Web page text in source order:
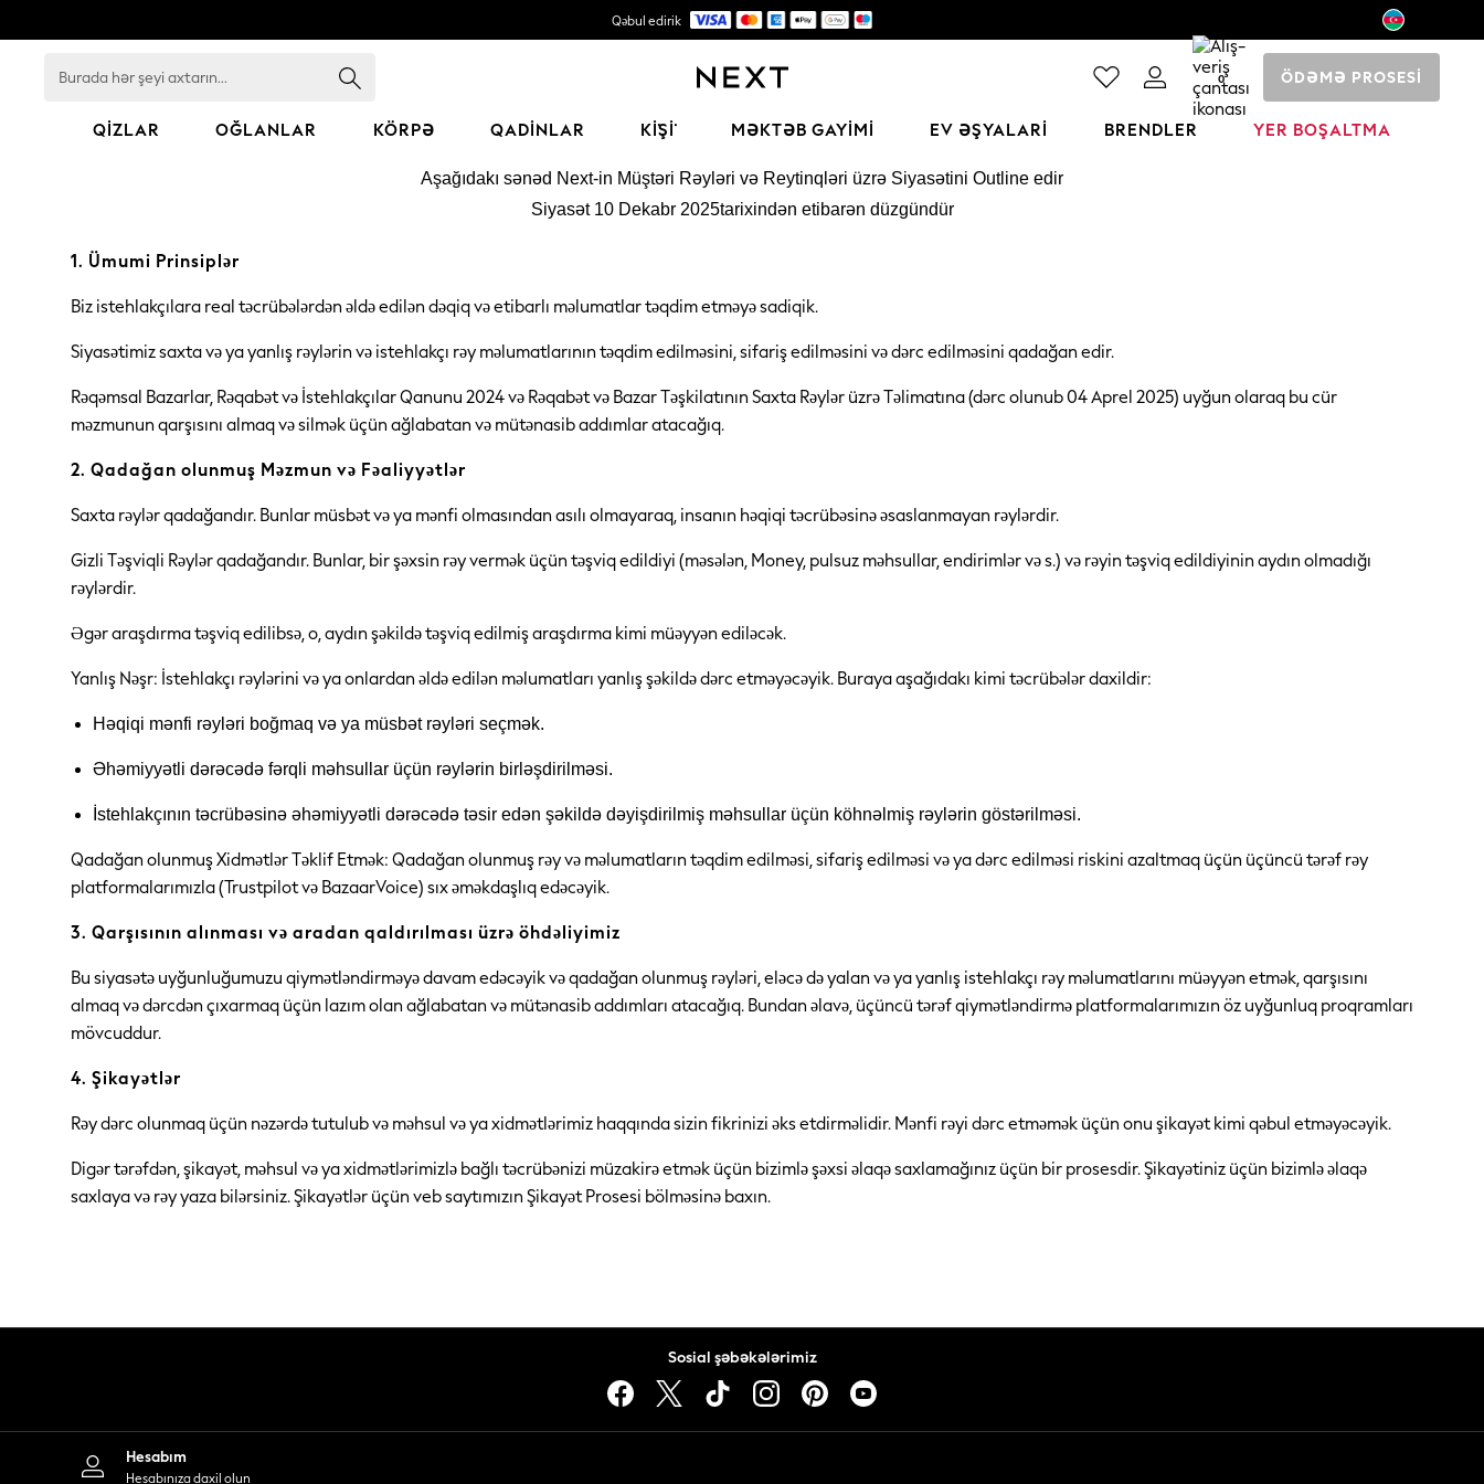
Qəbul edirik
hər
axtarın...
0 ÖDƏMƏ PROSESİ
QIZLAR OĞLANLAR KÖRPƏ QADINLAR KİŞİ MƏKTƏB GAYIMI EV ƏŞYALARI BRENDLER YER BOŞALTMA
140 - 174cm
All Clothing
Dresses
Jeans
Knitwear
Nightwear & Pyjamas
Loungewear
Occasionwear
Sets & Outfits
Shorts & Skirts
Sweatshirts & Hoodies
Swimwear
T-Shirts
Tops
Trousers & Leggings
Vests
Trending: Top & Short Sets
Toy Story
THE SET
Boots
Pram Shoes
Sneakers
School Shoes
Slippers
Sandals & Clogs
New in
Occasion and Party Dresses
Floral Dresses
Sequin Dresses
Short Sleeve Dresses
Longsleeve Dresses
Dresses
Cardigans
Skirts
Long Sleeve
Skirts
Aşağıdakı sənəd Next-in Müştəri Rəyləri və Reytinqləri üzrə Siyasətini Outline edir
Siyasət 10 Dekabr 2025tarixindən etibarən düzgündür
1. Ümumi Prinsiplər
Biz istehlakçılara real təcrübələrdən əldə edilən dəqiq və etibarlı məlumatlar təqdim etməyə sadiqik.
Siyasətimiz saxta və ya yanlış rəylərin və istehlakçı rəy məlumatlarının təqdim edilməsini, sifariş edilməsini və dərc edilməsini qadağan edir.
Rəqəmsal Bazarlar, Rəqabət və İstehlakçılar Qanunu 2024 və Rəqabət və Bazar Təşkilatının Saxta Rəylər üzrə Təlimatına (dərc olunub 04 Aprel 2025) uyğun olaraq bu cür
məzmunun qarşısını almaq və silmək üçün ağlabatan və mütənasib addımlar atacağıq.
2. Qadağan olunmuş Məzmun və Fəaliyyətlər
Saxta rəylər qadağandır. Bunlar müsbət və ya mənfi olmasından asılı olmayaraq, insanın həqiqi təcrübəsinə əsaslanmayan rəylərdir.
Gizli Təşviqli Rəylər qadağandır. Bunlar, bir şəxsin rəy vermək üçün təşviq edildiyi (məsələn, Money, pulsuz məhsullar, endirimlər və s.) və rəyin təşviq edildiyinin aydın olmadığı
rəylərdir.
Əgər araşdırma təşviq edilibsə, o, aydın şəkildə təşviq edilmiş araşdırma kimi müəyyən ediləcək.
Yanlış Nəşr: İstehlakçı rəylərini və ya onlardan əldə edilən məlumatları yanlış şəkildə dərc etməyəcəyik. Buraya aşağıdakı kimi təcrübələr daxildir:
Həqiqi mənfi rəyləri boğmaq və ya müsbət rəyləri seçmək.
Əhəmiyyətli dərəcədə fərqli məhsullar üçün rəylərin birləşdirilməsi.
İstehlakçının təcrübəsinə əhəmiyyətli dərəcədə təsir edən şəkildə dəyişdirilmiş məhsullar üçün köhnəlmiş rəylərin göstərilməsi.
Qadağan olunmuş Xidmətlər Təklif Etmək: Qadağan olunmuş rəy və məlumatların təqdim edilməsi, sifariş edilməsi və ya dərc edilməsi riskini azaltmaq üçün üçüncü tərəf rəy
platformalarımızla (Trustpilot və BazaarVoice) sıx əməkdaşlıq edəcəyik.
3. Qarşısının alınması və aradan qaldırılması üzrə öhdəliyimiz
Bu siyasətə uyğunluğumuzu qiymətləndirməyə davam edəcəyik və qadağan olunmuş rəyləri, eləcə də yalan və ya yanlış istehlakçı rəy məlumatlarını müəyyən etmək, qarşısını
almaq və dərcdən çıxarmaq üçün lazım olan ağlabatan və mütənasib addımları atacağıq. Bundan əlavə, üçüncü tərəf qiymətləndirmə platformalarımızın öz uyğunluq proqramları
mövcuddur.
4. Şikayətlər
Rəy dərc olunmaq üçün nəzərdə tutulub və məhsul və ya xidmətlərimiz haqqında sizin fikrinizi əks etdirməlidir. Mənfi rəyi dərc etməmək üçün onu şikayət kimi qəbul etməyəcəyik.
Digər tərəfdən, şikayət, məhsul və ya xidmətlərimizlə bağlı təcrübənizi müzakirə etmək üçün bizimlə şəxsi əlaqə saxlamağınız üçün bir prosesdir. Şikayətiniz üçün bizimlə əlaqə
saxlaya və rəy yaza bilərsiniz. Şikayətlər üçün veb saytımızın Şikayət Prosesi bölməsinə baxın.
Sosial şəbəkələrimiz
Hesabım
Hesabınıza daxil olun